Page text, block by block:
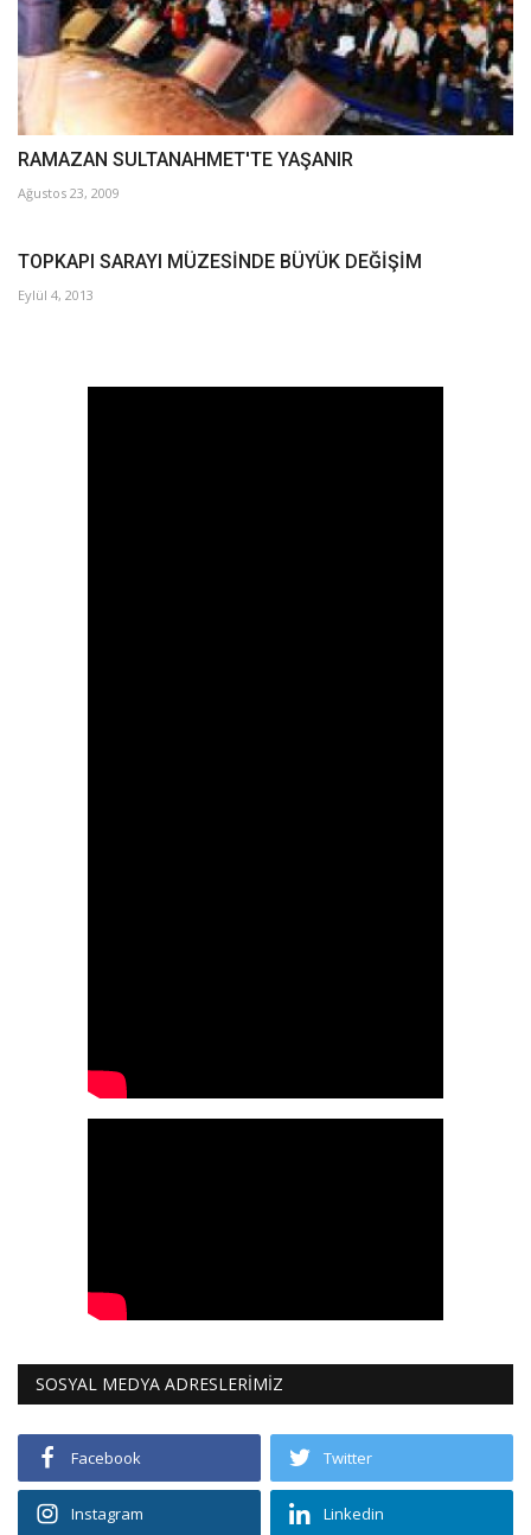
RAMAZAN SULTANAHMET'TE YAŞANIR
Ağustos 23, 2009
TOPKAPI SARAYI MÜZESİNDE BÜYÜK DEĞİŞİM
Eylül 4, 2013
SOSYAL MEDYA ADRESLERİMİZ
Facebook Twitter
Instagram Linkedin